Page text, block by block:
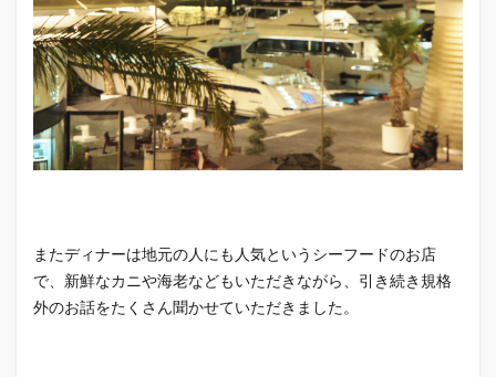
またディナーは地元の人にも人気というシーフードのお店
で、新鮮なカニや海老などもいただきながら、引き続き規格
外のお話をたくさん聞かせていただきました。